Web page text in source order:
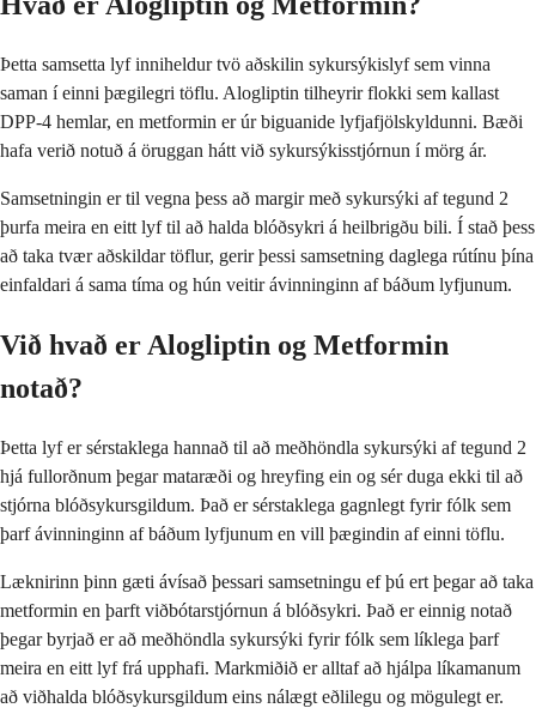
Þetta samsetta lyf inniheldur tvö aðskilin sykursýkislyf sem vinna
saman í einni þægilegri töflu. Alogliptin tilheyrir flokki sem kallast
DPP-4 hemlar, en metformin er úr biguanide lyfjafjölskyldunni. Bæði
hafa verið notuð á öruggan hátt við sykursýkisstjórnun í mörg ár.
Samsetningin er til vegna þess að margir með sykursýki af tegund 2
þurfa meira en eitt lyf til að halda blóðsykri á heilbrigðu bili. Í stað þess
að taka tvær aðskildar töflur, gerir þessi samsetning daglega rútínu þína
einfaldari á sama tíma og hún veitir ávinninginn af báðum lyfjunum.
Við hvað er Alogliptin og Metformin
notað?
Þetta lyf er sérstaklega hannað til að meðhöndla sykursýki af tegund 2
hjá fullorðnum þegar mataræði og hreyfing ein og sér duga ekki til að
stjórna blóðsykursgildum. Það er sérstaklega gagnlegt fyrir fólk sem
þarf ávinninginn af báðum lyfjunum en vill þægindin af einni töflu.
Læknirinn þinn gæti ávísað þessari samsetningu ef þú ert þegar að taka
metformin en þarft viðbótarstjórnun á blóðsykri. Það er einnig notað
þegar byrjað er að meðhöndla sykursýki fyrir fólk sem líklega þarf
meira en eitt lyf frá upphafi. Markmiðið er alltaf að hjálpa líkamanum
að viðhalda blóðsykursgildum eins nálægt eðlilegu og mögulegt er.